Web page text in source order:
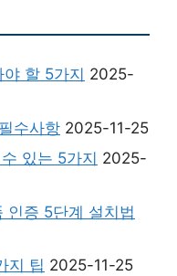
할 5가지 2025-
수사항 2025-11-25
있는 5가지 2025-
증 5단계 설치법
지 팁 2025-11-25